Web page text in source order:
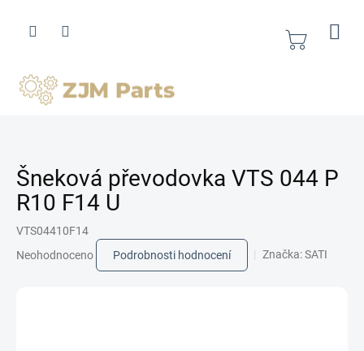
obsah
Nákupní
Šneková převodovka VTS 044 P
R10 F14 U
VTS04410F14
hodnocení
Neohodnoceno Podrobnosti hodnocení Značka:SATI